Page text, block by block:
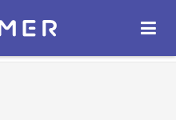
ОТКРЫТЬ